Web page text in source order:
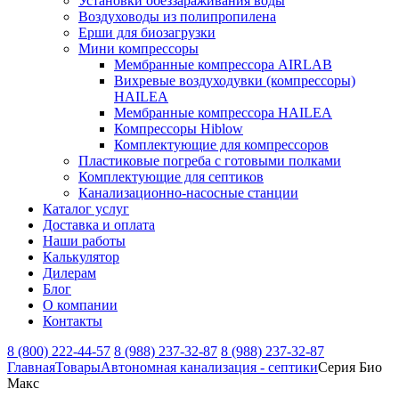
Воздуховоды из полипропилена
Ерши для биозагрузки
Мини компрессоры
Мембранные компрессора AIRLAB
Вихревые воздуходувки (компрессоры)
HAILEA
Мембранные компрессора HAILEA
Компрессоры Hiblow
Комплектующие для компрессоров
Пластиковые погреба с готовыми полками
Комплектующие для септиков
Канализационно-насосные станции
Каталог услуг
Доставка и оплата
Наши работы
Калькулятор
Дилерам
Блог
О компании
Контакты
8 (800) 222-44-57 8 (988) 237-32-87 8 (988) 237-32-87
ГлавнаяТоварыАвтономная канализация - септикиСерия Био
Макс